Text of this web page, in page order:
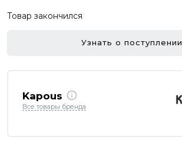
Товар закончился
Узнать о поступлении
Kapous
Все товары бренда